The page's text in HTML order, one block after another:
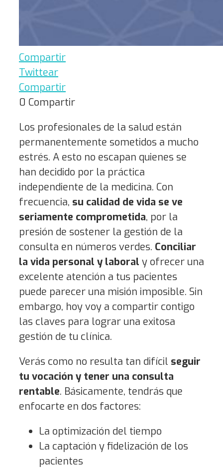
Compartir
Twittear
Compartir
0 Compartir
Los profesionales de la salud están
permanentemente sometidos a mucho
estrés. A esto no escapan quienes se
han decidido por la práctica
independiente de la medicina. Con
frecuencia, su calidad de vida se ve
seriamente comprometida, por la
presión de sostener la gestión de la
consulta en números verdes. Conciliar
la vida personal y laboral y ofrecer una
excelente atención a tus pacientes
puede parecer una misión imposible. Sin
embargo, hoy voy a compartir contigo
las claves para lograr una exitosa
gestión de tu clínica.
Verás como no resulta tan difícil seguir
tu vocación y tener una consulta
rentable. Básicamente, tendrás que
enfocarte en dos factores:
La optimización del tiempo
La captación y fidelización de los
pacientes